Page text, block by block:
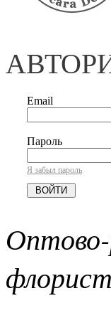
Email
Пароль
Я забыл пароль